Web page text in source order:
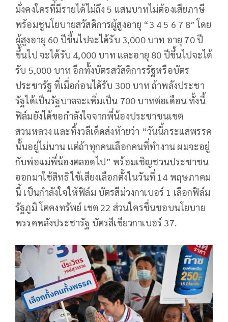
มั่งคงใครที่มีรายได้ไม่ถึง 5 แสนบาทไม่ต้องเสียภาษี
พร้อมชูนโยบายสวัสดิการผู้สูงอายุ “3 4 5 6 7 8″ โดย
ผู้สูงอายุ 60 ปีขึ้นไปจะได้รับ 3,000 บาท อายุ 70 ปี
ขึ้นไป จะได้รับ 4,000 บาท และอายุ 80 ปีขึ้นไปจะได้
รับ 5,000 บาท อีกทั้งบัตรสวัสดิการรัฐหรือบัตร
ประชารัฐ ที่เมื่อก่อนได้รับ 300 บาท ถ้าพลังประชา
รัฐได้เป็นรัฐบาลจะเพิ่มเป็น 700 บาทต่อเดือน ทั้งนี้
ฟิล์มยังได้ขอกำลังใจจากพี่น้องประชาชนเขต
สวนหลวง และทิ้งวลีเด็ดส่งท้ายว่า “วันนี้กระแสพรรค
นั้นอยู่ไม่นาน แต่ถ้าทุกคนเลือกคนที่ทำงาน ผมจะอยู่
กับพ่อแม่พี่น้องตลอดไป” พร้อมเชิญชวนประชาชน
ออกมาใช้สิทธิ ใช้เสียงเลือกตั้งในวันที่ 14 พฤษภาคม
นี้ เป็นกำลังใจให้ฟิล์ม บัตรสีม่วงกาเบอร์ 1 เลือกฟิล์ม
รัฐภูมิ โตคงทรัพย์ เขต 22 ส่วนใครชื่นชอบนโยบาย
พรรคพลังประชารัฐ บัตรสีเขียวกาเบอร์ 37.